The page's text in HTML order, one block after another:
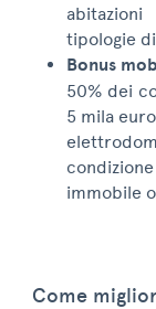
tipologie
Bonus
50% dei
5 mila
immobile
Come